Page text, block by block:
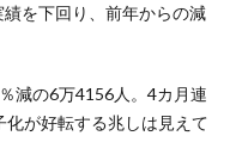
を下回り、前年からの減
減の6万4156人。4カ月連
が好転する兆しは見えて